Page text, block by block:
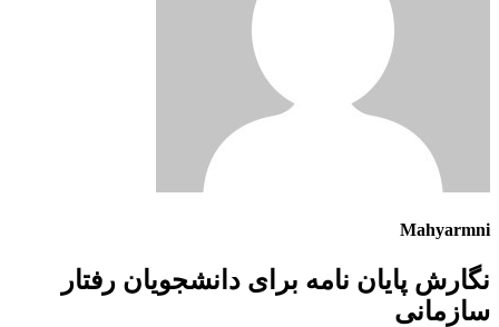
Mahyarmni
نگارش پایان نامه برای دانشجویان رفتار
سازمانی